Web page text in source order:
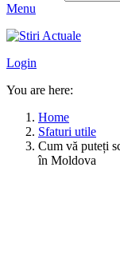
Menu
Login
You are here:
Home
Sfaturi utile
Cum vă puteți
în Moldova